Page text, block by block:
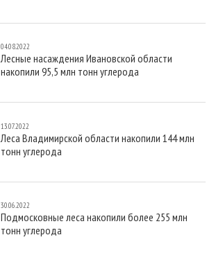
04.08.2022
Лесные насаждения Ивановской области
накопили 95,5 млн тонн углерода
13.07.2022
Леса Владимирской области накопили 144 млн
тонн углерода
30.06.2022
Подмосковные леса накопили более 255 млн
тонн углерода